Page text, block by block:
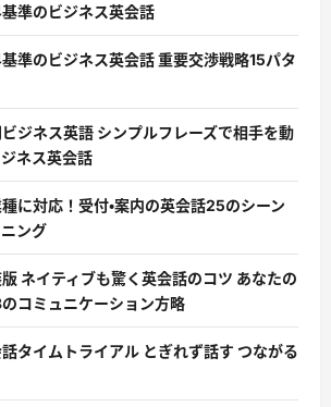
基準のビジネス英会話
基準のビジネス英会話 重要交渉戦略15パタ
ビジネス英語 シンプルフレーズで相手を動
ネス英会話
種に対応！受付・案内の英会話25のシーン
ング
版 ネイティブも驚く英会話のコツ あなたの
コミュニケーション方略
話タイムトライアル とぎれず話す つながる